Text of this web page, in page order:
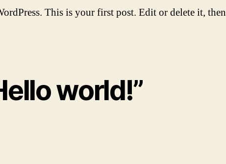
This is your first post. Edit or delete it, then
world!”